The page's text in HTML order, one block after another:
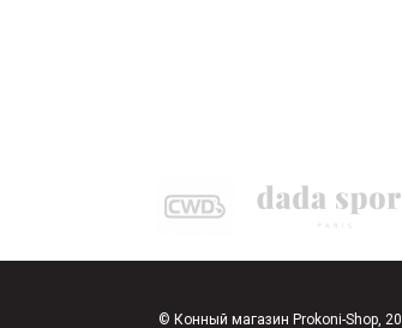
© Конный магазин Prokoni-Shop,